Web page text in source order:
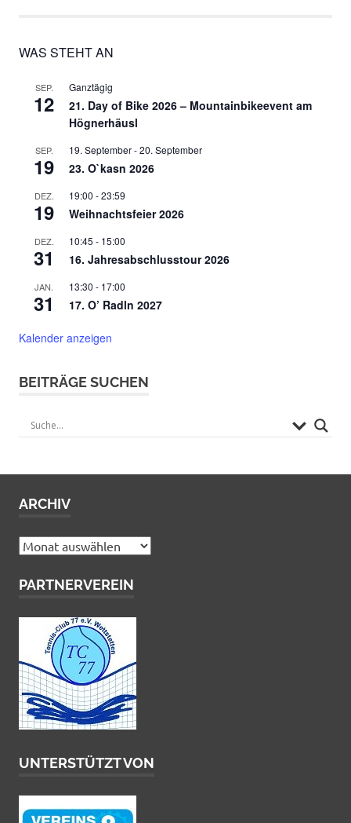
WAS STEHT AN
SEP.
12
Ganztägig
21. Day of Bike 2026 – Mountainbikeevent am
Högnerhäusl
SEP.
19
19. September-20. September
23. O`kasn 2026
DEZ.
19
19:00 -23:59
Weihnachtsfeier 2026
DEZ.
31
10:45 - 15:00
16. Jahresabschlusstour 2026
JAN.
31
13:30 - 17:00
17. O’ Radln 2027
Kalender anzeigen
BEITRÄGE SUCHEN
ARCHIV
Archiv
PARTNERVEREIN
UNTERSTÜTZT VON